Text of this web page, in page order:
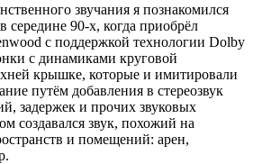
звучания я познакомился
середине 90-х, когда приобрёл
с поддержкой технологии Dolby
с динамиками круговой
крышке, которые и имитировали
путём добавления в стереозвук
задержек и прочих звуковых
создавался звук, похожий на
и помещений: арен,